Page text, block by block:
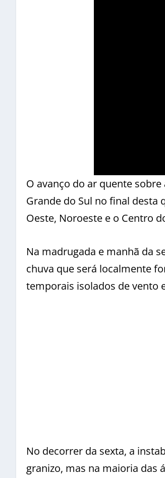
O avanço do ar quente
Grande do Sul no final desta
Oeste, Noroeste e o Centro
Na madrugada e manhã da
chuva que será localmente
temporais isolados de vento
No decorrer da sexta, a
granizo, mas na maioria das